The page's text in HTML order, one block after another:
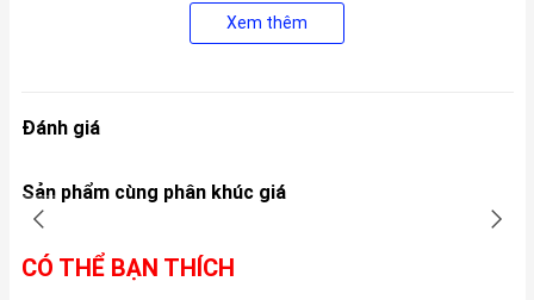
Xem thêm
Đánh giá
Sản phẩm cùng phân khúc giá
CÓ THỂ BẠN THÍCH